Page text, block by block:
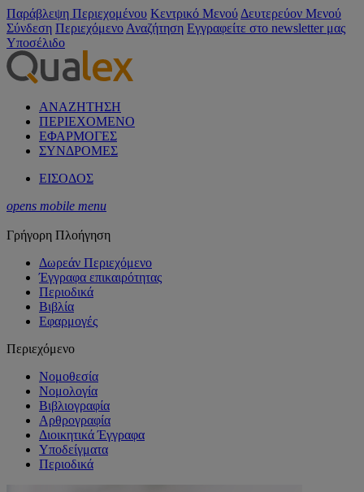
Παράβλεψη Περιεχομένου Κεντρικό Μενού Δευτερεύον Μενού
Σύνδεση Περιεχόμενο Αναζήτηση Εγγραφείτε στο newsletter μας
Υποσέλιδο
ΑΝΑΖΗΤΗΣΗ
ΠΕΡΙΕΧΟΜΕΝΟ
ΕΦΑΡΜΟΓΕΣ
ΣΥΝΔΡΟΜΕΣ
ΕΙΣΟΔΟΣ
opens mobile menu
Γρήγορη Πλοήγηση
Δωρεάν Περιεχόμενο
Έγγραφα επικαιρότητας
Περιοδικά
Βιβλία
Εφαρμογές
Περιεχόμενο
Νομοθεσία
Νομολογία
Βιβλιογραφία
Αρθρογραφία
Διοικητικά Έγγραφα
Υποδείγματα
Περιοδικά